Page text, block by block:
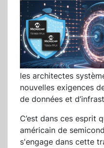
les architectes
nouvelles exigences
de données et
C’est dans ces esprit
américain de
s'engage dans cette